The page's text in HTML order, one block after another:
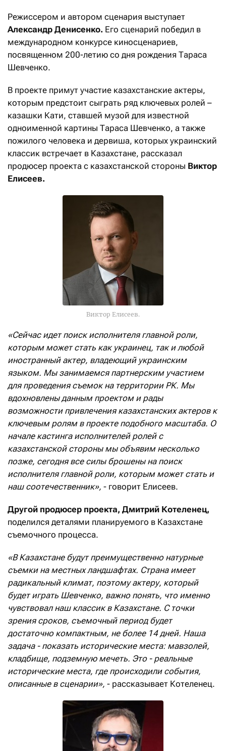
Режиссером и автором сценария выступает
Александр Денисенко. Его сценарий победил в
международном конкурсе киносценариев,
посвященном 200-летию со дня рождения Тараса
Шевченко.
В проекте примут участие казахстанские актеры,
которым предстоит сыграть ряд ключевых ролей –
казашки Кати, ставшей музой для известной
одноименной картины Тараса Шевченко, а также
пожилого человека и дервиша, которых украинский
классик встречает в Казахстане, рассказал
продюсер проекта с казахстанской стороны Виктор
Елисеев.
Виктор Елисеев.
«Сейчас идет поиск исполнителя главной роли,
которым может стать как украинец, так и любой
иностранный актер, владеющий украинским
языком. Мы занимаемся партнерским участием
для проведения съемок на территории РК. Мы
вдохновлены данным проектом и рады
возможности привлечения казахстанских актеров к
ключевым ролям в проекте подобного масштаба. О
начале кастинга исполнителей ролей с
казахстанской стороны мы объявим несколько
позже, сегодня все силы брошены на поиск
исполнителя главной роли, которым может стать и
наш соотечественник», - говорит Елисеев.
Другой продюсер проекта, Дмитрий Котеленец,
поделился деталями планируемого в Казахстане
съемочного процесса.
«В Казахстане будут преимущественно натурные
съемки на местных ландшафтах. Страна имеет
радикальный климат, поэтому актеру, который
будет играть Шевченко, важно понять, что именно
чувствовал наш классик в Казахстане. С точки
зрения сроков, съемочный период будет
достаточно компактным, не более 14 дней. Наша
задача - показать исторические места: мавзолей,
кладбище, подземную мечеть. Это - реальные
исторические места, где происходили события,
описанные в сценарии», - рассказывает Котеленец.